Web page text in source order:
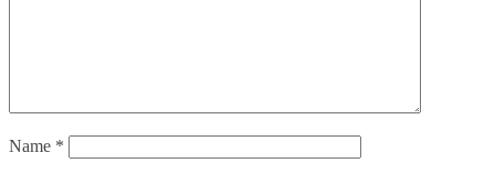
Name *